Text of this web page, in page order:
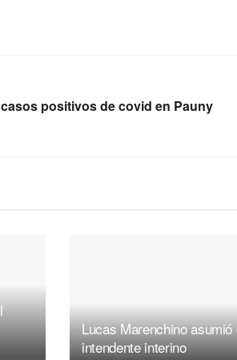
positivos de covid en Pauny
Lucas Marenchino asumió
intendente interino